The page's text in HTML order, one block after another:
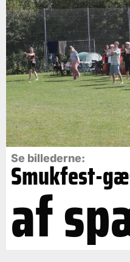
Se billederne:
Smukfest-
af